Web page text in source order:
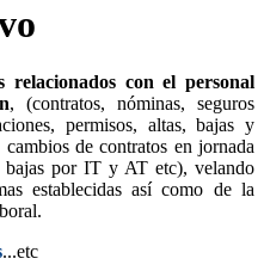
relacionados con el personal
, (contratos, nóminas, seguros
permisos, altas, bajas y
de contratos en jornada
bajas por IT y AT etc), velando
establecidas así como de la
...etc